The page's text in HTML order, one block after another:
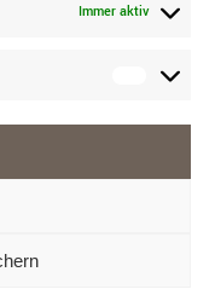
Immer aktiv